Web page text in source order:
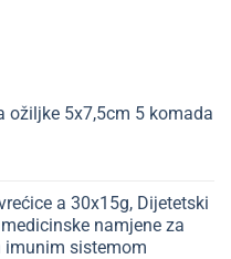
ožiljke 5x7,5cm 5 komada
a 30x15g, Dijetetski
namjene za
imunim sistemom